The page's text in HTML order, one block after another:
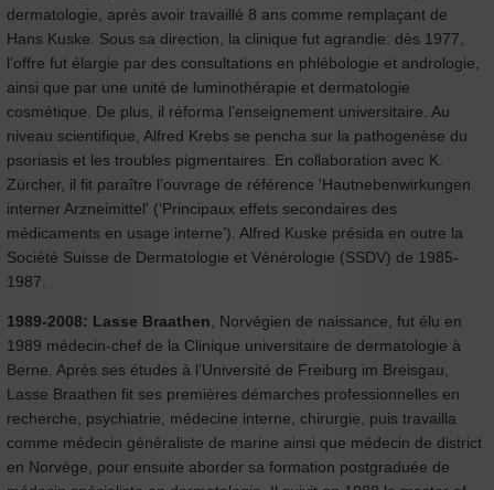
dermatologie, après avoir travaillé 8 ans comme remplaçant de
Hans Kuske. Sous sa direction, la clinique fut agrandie: dès 1977,
l’offre fut élargie par des consultations en phlébologie et andrologie,
ainsi que par une unité de luminothérapie et dermatologie
cosmétique. De plus, il réforma l’enseignement universitaire. Au
niveau scientifique, Alfred Krebs se pencha sur la pathogenèse du
psoriasis et les troubles pigmentaires. En collaboration avec K.
Zürcher, il fit paraître l’ouvrage de référence 'Hautnebenwirkungen
interner Arzneimittel' (‘Principaux effets secondaires des
médicaments en usage interne’). Alfred Kuske présida en outre la
Société Suisse de Dermatologie et Vénérologie (SSDV) de 1985-
1987.
1989-2008: Lasse Braathen , Norvégien de naissance, fut élu en
1989 médecin-chef de la Clinique universitaire de dermatologie à
Berne. Après ses études à l’Université de Freiburg im Breisgau,
Lasse Braathen fit ses premières démarches professionnelles en
recherche, psychiatrie, médecine interne, chirurgie, puis travailla
comme médecin généraliste de marine ainsi que médecin de district
en Norvège, pour ensuite aborder sa formation postgraduée de